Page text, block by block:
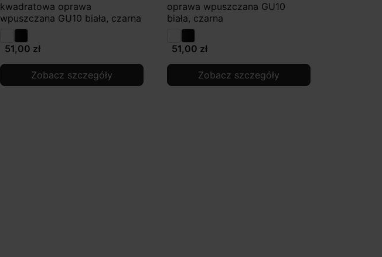
kwadratowa oprawa
wpuszczana GU10 biała, czarna
51,00 zł
Zobacz szczegóły
oprawa wpuszczana GU10
biała, czarna
51,00 zł
Zobacz szczegóły